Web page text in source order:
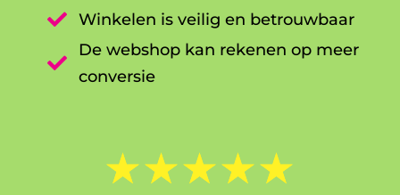

Winkelen is veilig en betrouwbaar

De webshop kan rekenen op meer
conversie
☆☆☆☆☆